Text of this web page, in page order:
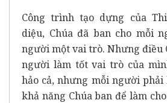
Công trình tạo dựng của
diệu, Chúa đã ban cho mỗi
người một vai trò. Nhưng điều
người làm tốt vai trò của
hảo cả, nhưng mỗi người
khả năng Chúa ban để làm